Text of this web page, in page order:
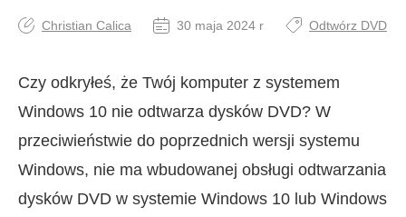
Christian Calica 30 maja 2024 r Odtwórz DVD
Czy odkryłeś, że Twój komputer z systemem
Windows 10 nie odtwarza dysków DVD? W
przeciwieństwie do poprzednich wersji systemu
Windows, nie ma wbudowanej obsługi odtwarzania
dysków DVD w systemie Windows 10 lub Windows